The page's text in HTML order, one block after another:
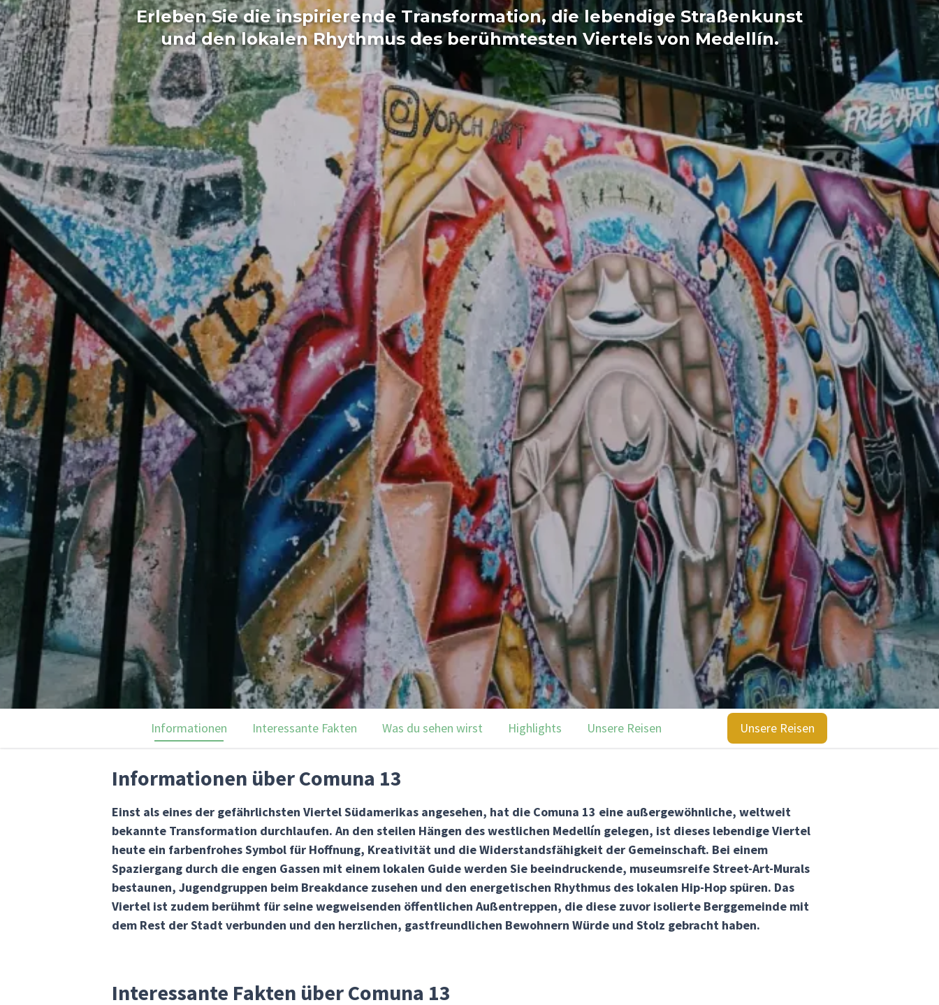
Erleben Sie die inspirierende Transformation, die lebendige Straßenkunst
und den lokalen Rhythmus des berühmtesten Viertels von Medellín.
Informationen Interessante Fakten Was du sehen wirst Highlights Unsere Reisen Unsere Reisen
Informationen über Comuna 13
Einst als eines der gefährlichsten Viertel Südamerikas angesehen, hat die Comuna 13 eine außergewöhnliche, weltweit
bekannte Transformation durchlaufen. An den steilen Hängen des westlichen Medellín gelegen, ist dieses lebendige Viertel
heute ein farbenfrohes Symbol für Hoffnung, Kreativität und die Widerstandsfähigkeit der Gemeinschaft. Bei einem
Spaziergang durch die engen Gassen mit einem lokalen Guide werden Sie beeindruckende, museumsreife Street-Art-Murals
bestaunen, Jugendgruppen beim Breakdance zusehen und den energetischen Rhythmus des lokalen Hip-Hop spüren. Das
Viertel ist zudem berühmt für seine wegweisenden öffentlichen Außentreppen, die diese zuvor isolierte Berggemeinde mit
dem Rest der Stadt verbunden und den herzlichen, gastfreundlichen Bewohnern Würde und Stolz gebracht haben.
Interessante Fakten über Comuna 13